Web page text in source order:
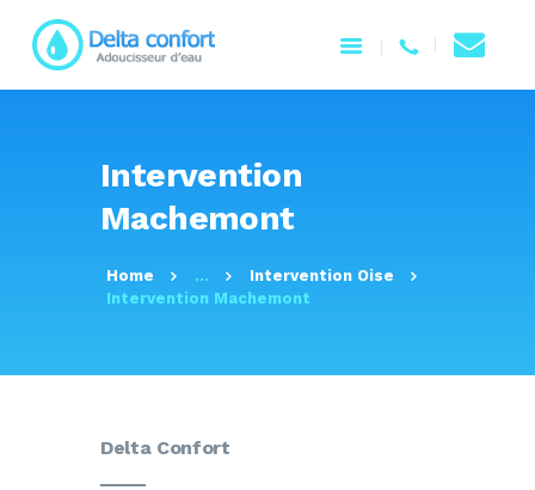
Intervention
Machemont
Home ...
Intervention Oise
Intervention Machemont
ACCUEIL
NOTRE ENTREPRISE
PRODUITS
CONTACTEZ-NOUS
Delta Confort